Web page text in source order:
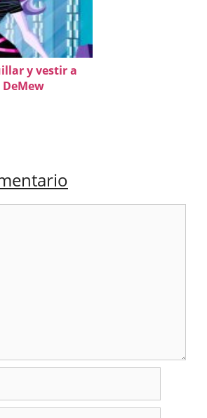
y vestir a